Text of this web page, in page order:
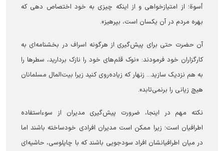
أسوة؛ از امتیازخواهی و از اینکه چیزی به خود اختصاص دهی که
بهره مردم در آن یکسان است، بپرهیز».
آن حضرت حتی برای پیش‌گیری از هرگونه اسراف در بخشنامه‌ای به
کارگزاران خود فرمودند: «نوک قلم‌های خود را نازک بردارید، سطرها را
به هم نزدیک سازید... زنهار که زیاده‌روی کنید زیرا بیت‌المال مسلمانان
هیچ زیانی را برنمی‌تابد».
نکته مهم در اینجا، ضرورت پیش‌گیری مدیران از سوءاستفاده
اطرافیان است؛ زیرا ممکن است مدیران افرادی خودساخته باشند اما
در میان اطرافیانشان افراد سودجویی باشند که با چاپلوسی، حاشیه‌ای